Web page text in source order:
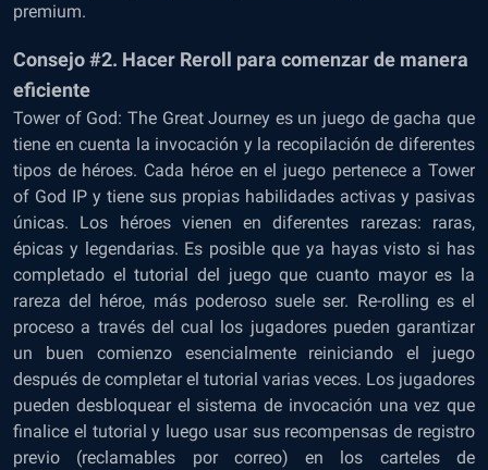
premium.
Consejo #2. Hacer Reroll para comenzar de manera
eficiente
Tower of God: The Great Journey es un juego de gacha que
tiene en cuenta la invocación y la recopilación de diferentes
tipos de héroes. Cada héroe en el juego pertenece a Tower
of God IP y tiene sus propias habilidades activas y pasivas
únicas. Los héroes vienen en diferentes rarezas: raras,
épicas y legendarias. Es posible que ya hayas visto si has
completado el tutorial del juego que cuanto mayor es la
rareza del héroe, más poderoso suele ser. Re-rolling es el
proceso a través del cual los jugadores pueden garantizar
un buen comienzo esencialmente reiniciando el juego
después de completar el tutorial varias veces. Los jugadores
pueden desbloquear el sistema de invocación una vez que
finalice el tutorial y luego usar sus recompensas de registro
previo (reclamables por correo) en los carteles de